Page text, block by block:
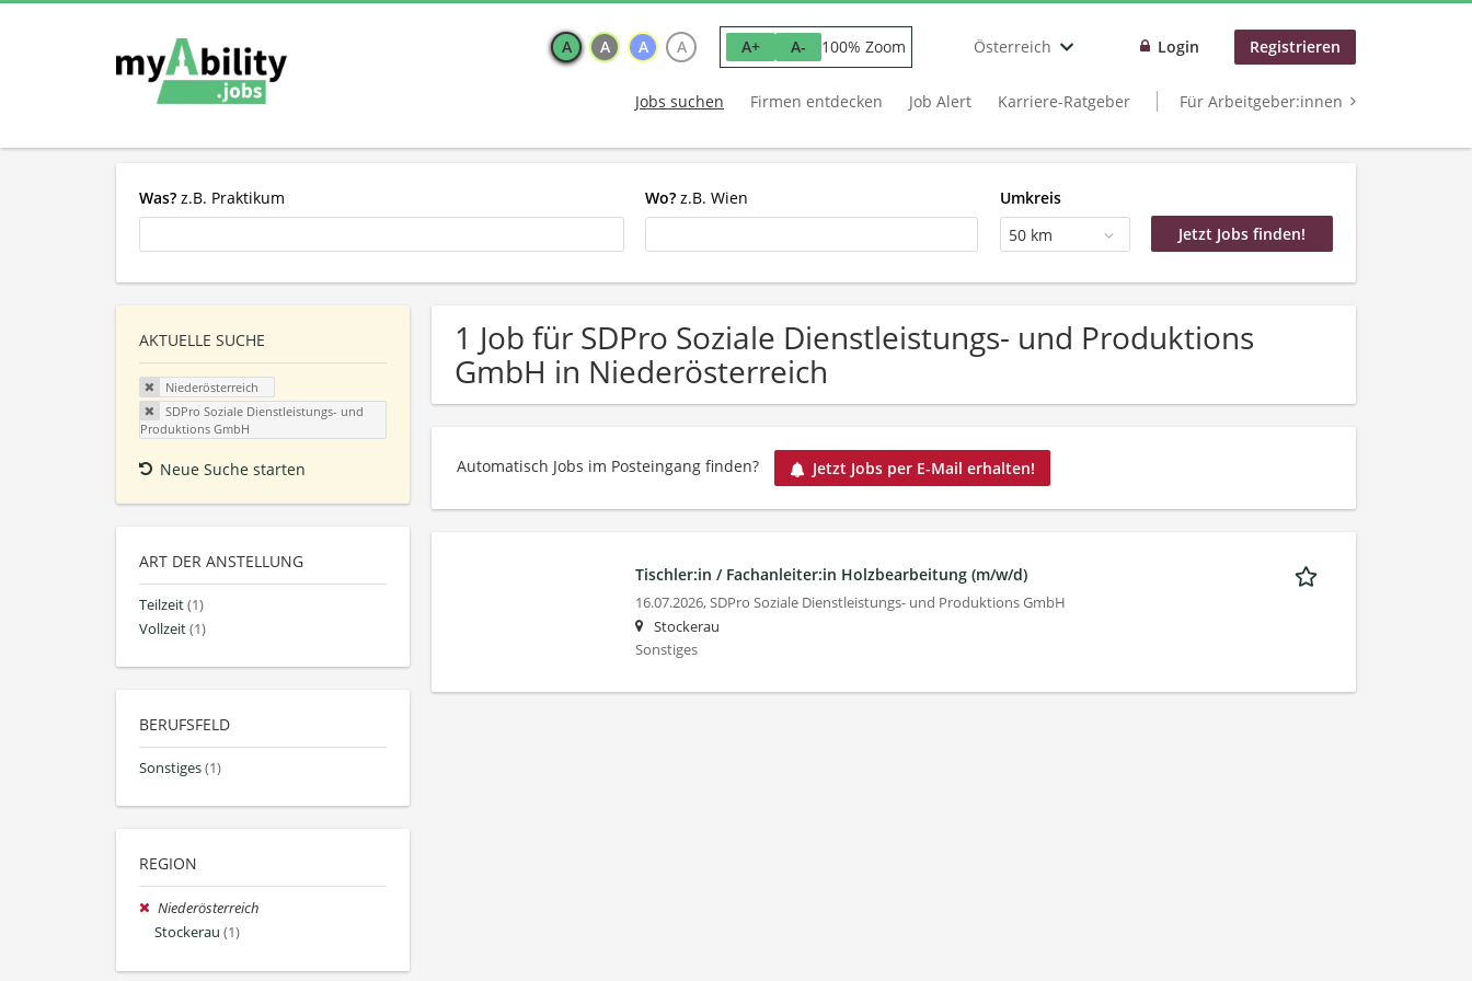
A A A A A+ A- 100% Zoom Österreich Login Registrieren
Jobs suchen Firmen entdecken Job Alert Karriere-Ratgeber Für Arbeitgeber:innen
Was? z.B. Praktikum Wo? z.B. Wien
Umkreis
50 km
AKTUELLE SUCHE
Niederösterreich
SDPro Soziale Dienstleistungs- und
Produktions GmbH
Neue Suche starten
ART DER ANSTELLUNG
Teilzeit(1)
Vollzeit(1)
BERUFSFELD
Sonstiges(1)
REGION
Niederösterreich
Stockerau (1)
1 Job für SDPro Soziale Dienstleistungs- und Produktions
GmbH in Niederösterreich
Automatisch Jobs im Posteingang finden? Jetzt Jobs per E-Mail erhalten!
Tischler:in / Fachanleiter:in Holzbearbeitung (m/w/d)
16.07.2026,SDPro Soziale Dienstleistungs- und Produktions GmbH
Stockerau
Sonstiges